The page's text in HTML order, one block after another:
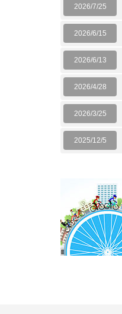
2026/7/25
2026/6/15
2026/6/13
2026/4/28
2026/3/25
2025/12/5